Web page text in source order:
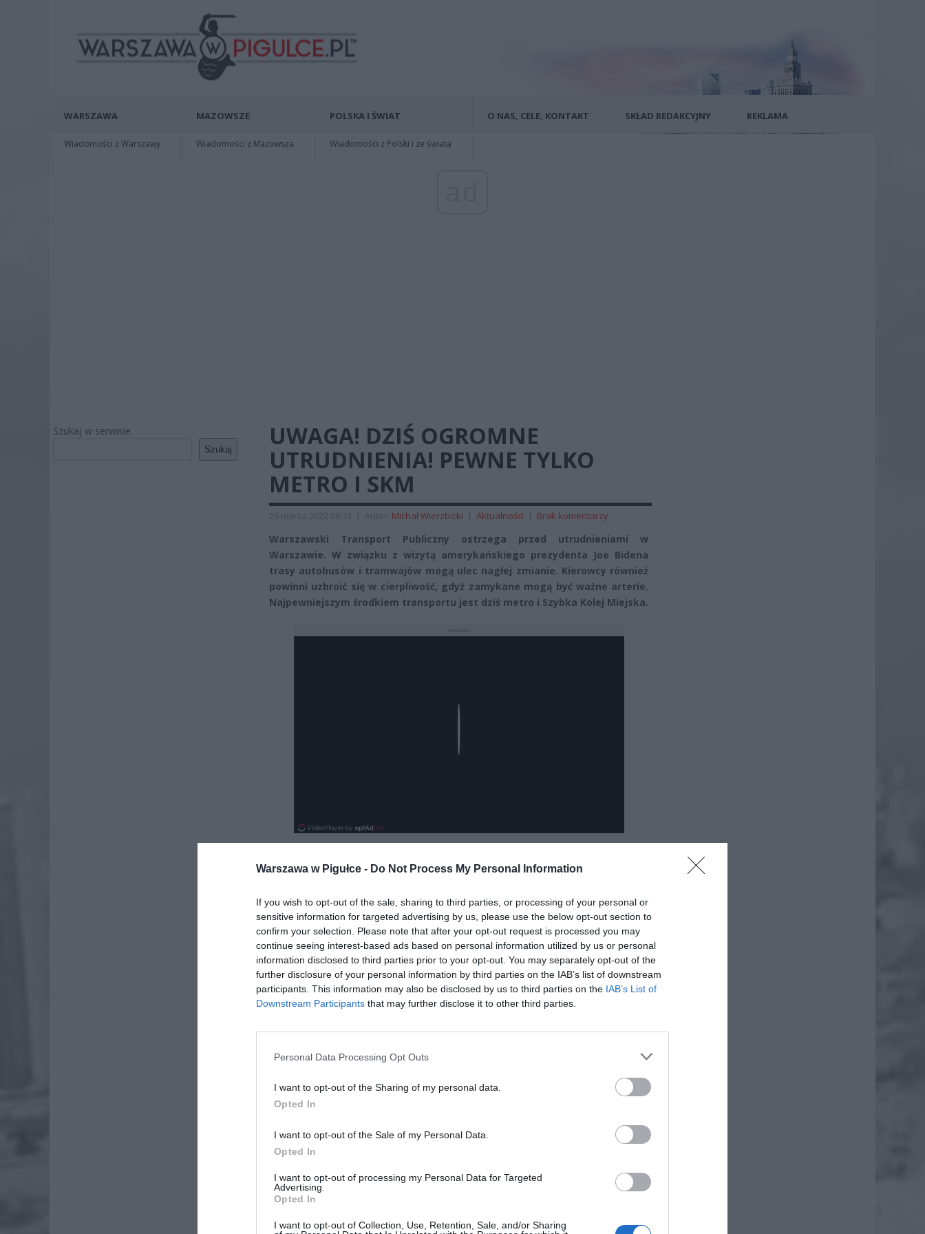
Warszawa w Pigułce - Do Not Process My Personal Information
If you wish to opt-out of the sale, sharing to third parties, or processing of your personal or
sensitive information for targeted advertising by us, please use the below opt-out section to
confirm your selection. Please note that after your opt-out request is processed you may
continue seeing interest-based ads based on personal information utilized by us or personal
information disclosed to third parties prior to your opt-out. You may separately opt-out of the
further disclosure of your personal information by third parties on the IAB’s list of downstream
participants. This information may also be disclosed by us to third parties on the IAB’s List of
Downstream Participants that may further disclose it to other third parties.
Personal Data Processing Opt Outs
I want to opt-out of the Sharing of my personal data.
Opted In
I want to opt-out of the Sale of my Personal Data.
Opted In
I want to opt-out of processing my Personal Data for Targeted
Advertising.
Opted In
I want to opt-out of Collection, Use, Retention, Sale, and/or Sharing
WARSZAWA
Wiadomości z Warszawy
MAZOWSZE
Wiadomości z Mazowsza
POLSKA I ŚWIAT
Wiadomości z Polski i ze świata
O NAS, CELE, KONTAKT SKŁAD REDAKCYJNY REKLAMA
Szukaj w serwisie
Szukaj
UWAGA! DZIŚ OGROMNE
UTRUDNIENIA! PEWNE TYLKO
METRO I SKM
26 marca 2022 09:13 | Autor: Michał Wierzbicki | Aktualności | Brak komentarzy
Warszawski Transport Publiczny ostrzega przed utrudnieniami w
Warszawie. W związku z wizytą amerykańskiego prezydenta Joe Bidena
trasy autobusów i tramwajów mogą ulec nagłej zmianie. Kierowcy również
powinni uzbroić się w cierpliwość, gdyż zamykane mogą być ważne arterie.
Najpewniejszym środkiem transportu jest dziś metro i Szybka Kolej Miejska.